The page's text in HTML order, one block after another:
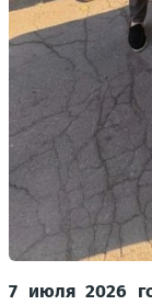
7 июля 2026